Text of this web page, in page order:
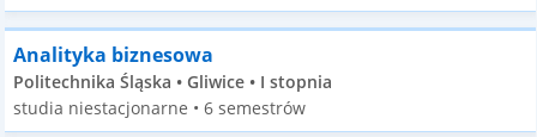
Analityka biznesowa
Politechnika Śląska • Gliwice • I stopnia
studia niestacjonarne • 6 semestrów